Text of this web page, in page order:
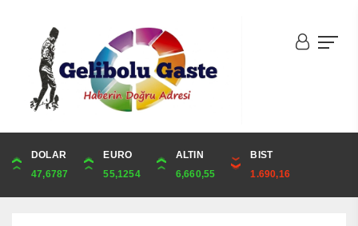
DOLAR
47,6787
EURO
55,1254
ALTIN
6,660,55
BIST
1.690,16
ONS
4,341,81
ALTIN
6,660,55
ÇEYREK
10,889,99
CUMHURİYET
44,750,00